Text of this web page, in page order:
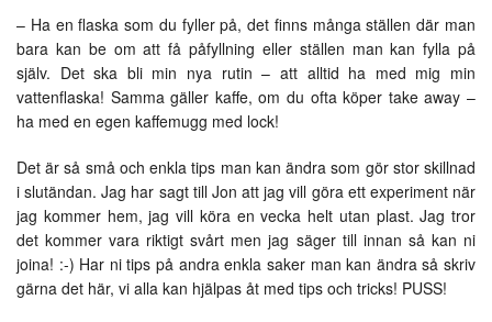
– Ha en flaska som du fyller på, det finns många ställen där man
bara kan be om att få påfyllning eller ställen man kan fylla på
själv. Det ska bli min nya rutin – att alltid ha med mig min
vattenflaska! Samma gäller kaffe, om du ofta köper take away –
ha med en egen kaffemugg med lock!
Det är så små och enkla tips man kan ändra som gör stor skillnad
i slutändan. Jag har sagt till Jon att jag vill göra ett experiment när
jag kommer hem, jag vill köra en vecka helt utan plast. Jag tror
det kommer vara riktigt svårt men jag säger till innan så kan ni
joina! :-) Har ni tips på andra enkla saker man kan ändra så skriv
gärna det här, vi alla kan hjälpas åt med tips och tricks! PUSS!